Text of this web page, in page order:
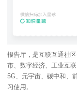
报告厅，是互联互通社
市、数字经济、工业互
5G、元宇宙、碳中和、
习使用。